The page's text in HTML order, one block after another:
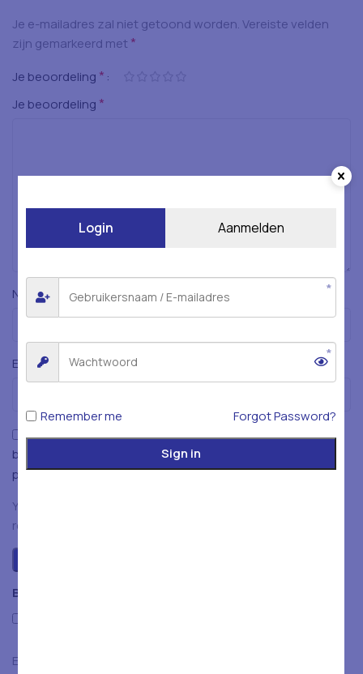
Beoordelingen
Er zijn nog geen beoordelingen.
Je e-mailadres zal niet getoond worden.Vereiste velden
zijn gemarkeerd met *
Je beoordeling *
Je beoordeling *
Naam*
E-mail
Mijn naam, e-mailadres en website opslaan in deze
browser voor de volgende keer wanneer ik een reactie
plaats.
You have to be logged in to be able to add photos to your
review.
Login Aanmelden
Remember me Forgot Password?
Sign in